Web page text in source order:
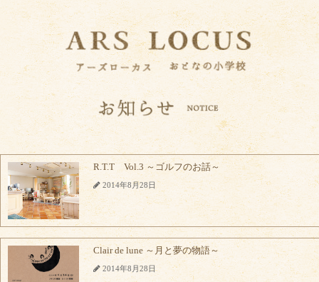
R.T.T Vol.3 ～ゴルフのお話～
2014年8月28日
Clair de lune ～月と夢の物語～
2014年8月28日